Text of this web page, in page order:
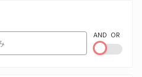
AND OR